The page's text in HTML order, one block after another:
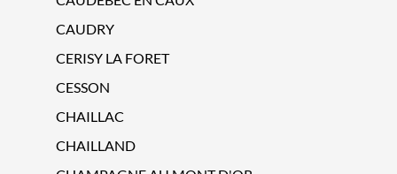
CAUDRY
CERISY LA FORET
CESSON
CHAILLAC
CHAILLAND